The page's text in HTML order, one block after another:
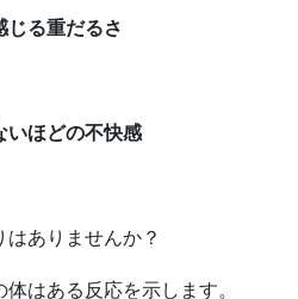
じる重だるさ
いほどの不快感
ありませんか？
はある反応を示します。